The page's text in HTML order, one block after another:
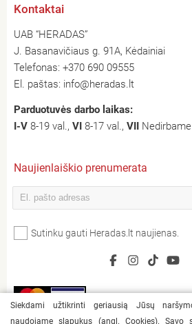
Kontaktai
UAB “HERADAS”
J. Basanavičiaus g. 91A, Kėdainiai
Telefonas: +370 690 09555
El. paštas: info@heradas.lt
Parduotuvės darbo laikas:
I-V 8-19 val., VI 8-17 val., VII Nedirbame
Naujienlaiškio prenumerata
Sutinku gauti Heradas.lt naujienas.
Siekdami užtikrinti geriausią Jūsų
naudojame slapukus (angl. Cookies). Savo